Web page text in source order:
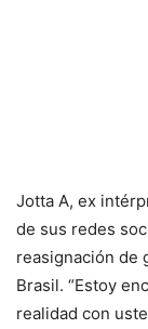
Jotta A, ex
de sus redes
reasignación de
Brasil. “Estoy
realidad con